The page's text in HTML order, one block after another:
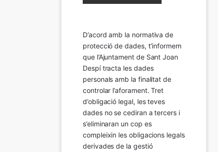
D’acord amb la normativa de
protecció de dades, t’informem
que l’Ajuntament de Sant Joan
Despí tracta les dades
personals amb la finalitat de
controlar l’aforament. Tret
d’obligació legal, les teves
dades no se cediran a tercers i
s’eliminaran un cop es
compleixin les obligacions legals
derivades de la gestió